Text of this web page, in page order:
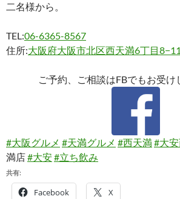
二名様から。
TEL:06-6365-8567
住所:大阪府大阪市北区西天満6丁目8−11
ご予約、ご相談はFBでもお受け
#大阪グルメ #天満グルメ #西天満#大
満店#大安#立ち飲み
共有:
Facebook X